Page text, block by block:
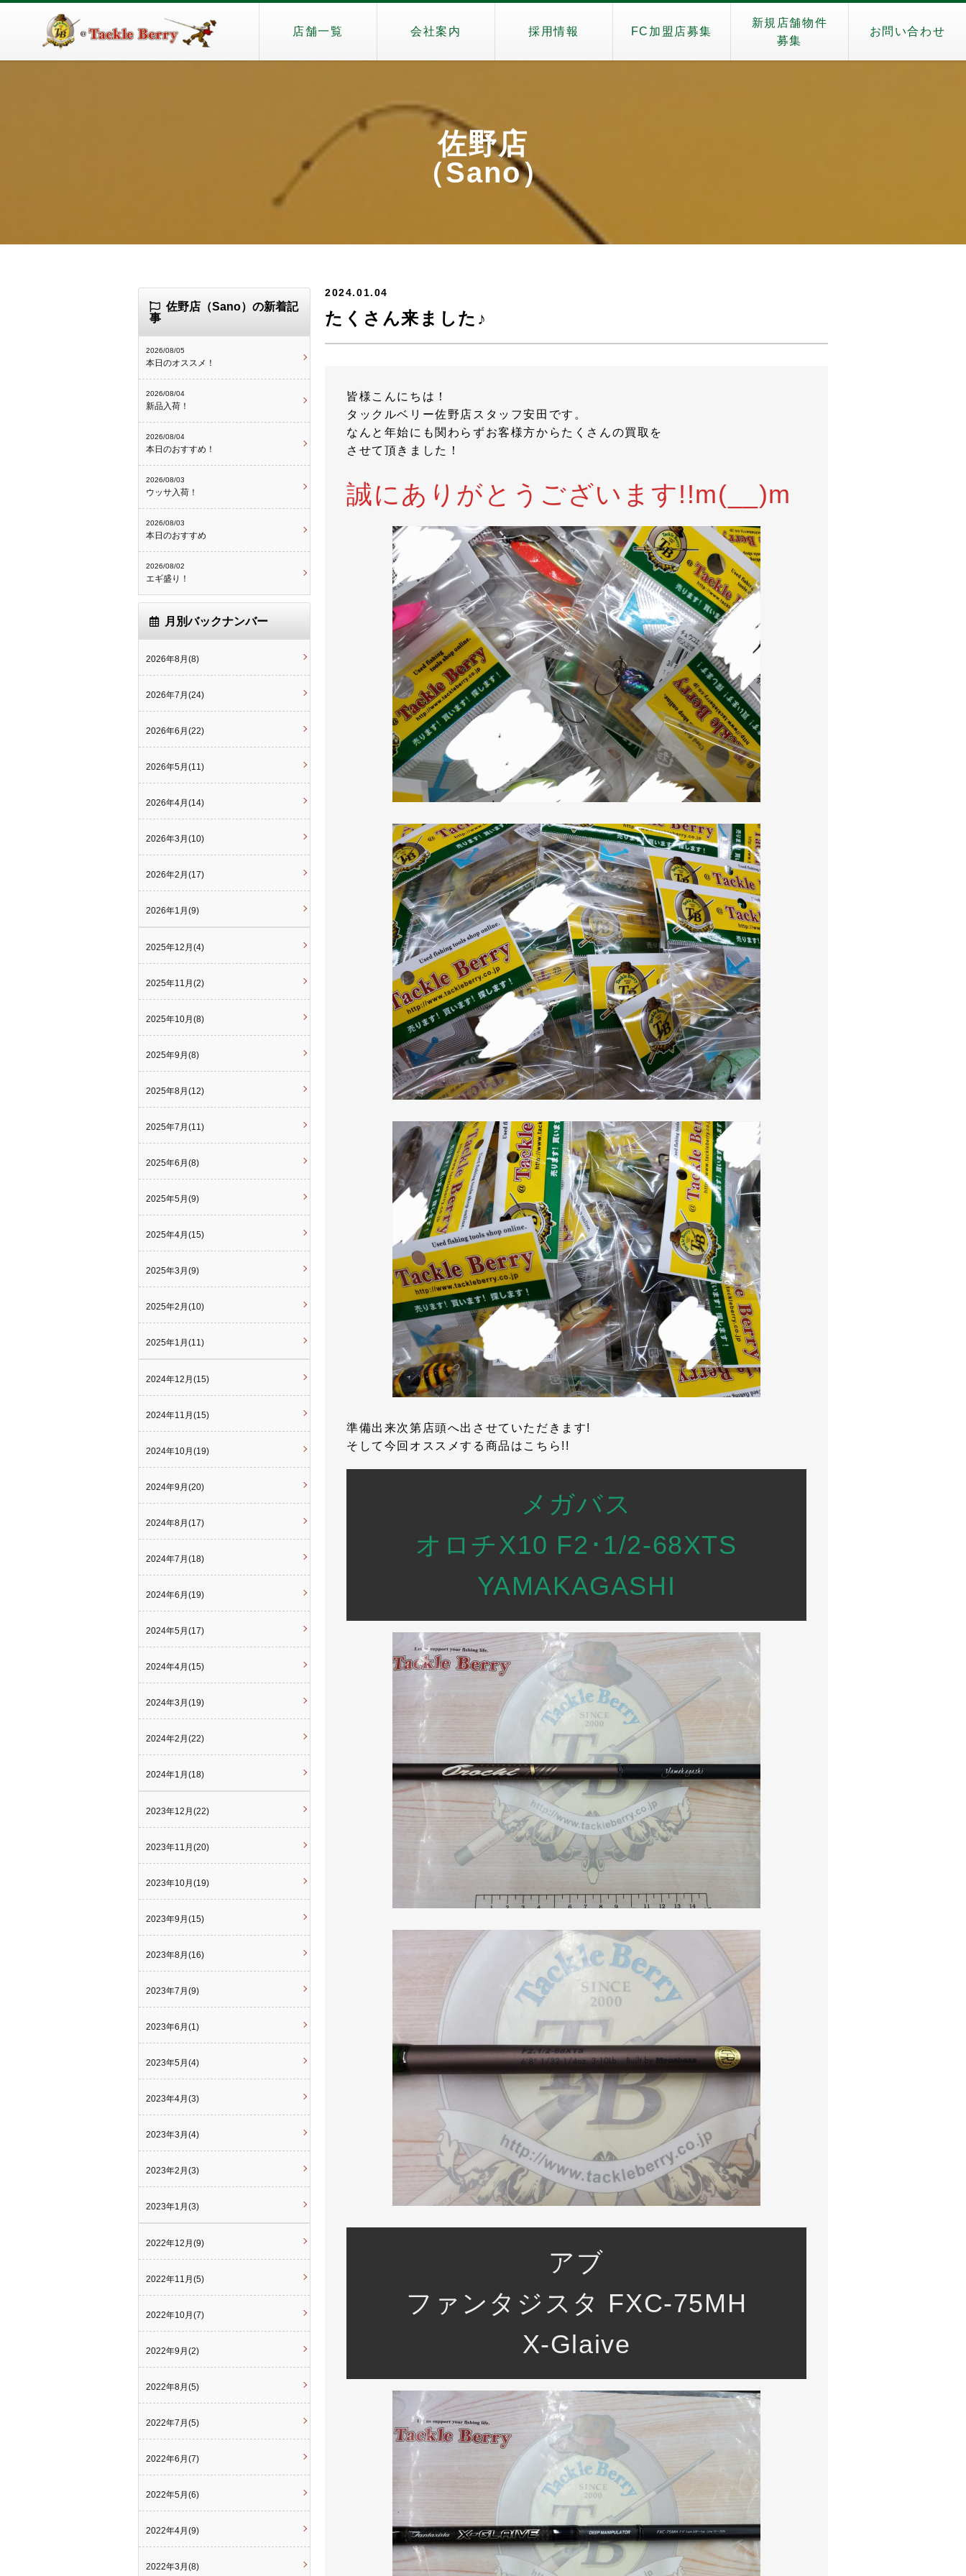
店舗一覧 会社案内 採用情報 FC加盟店募集
新規店舗物件
募集
お問い合わせ
佐野店
（Sano）
2024.01.04
たくさん来ました♪
皆様こんにちは！
タックルベリー佐野店スタッフ安田です。
なんと年始にも関わらずお客様方からたくさんの買取を
させて頂きました！
誠にありがとうございます!!m(__)m
準備出来次第店頭へ出させていただきます!
そして今回オススメする商品はこちら!!
メガバス
オロチX10 F2･1/2-68XTS
YAMAKAGASHI
アブ
ファンタジスタ FXC-75MH
X-Glaive
佐野店（Sano）の新着記
事
2026/08/05
本日のオススメ！
2026/08/04
新品入荷！
2026/08/04
本日のおすすめ！
2026/08/03
ウッサ入荷！
2026/08/03
本日のおすすめ
2026/08/02
エギ盛り！
月別バックナンバー
2026年8月(8)
2026年7月(24)
2026年6月(22)
2026年5月(11)
2026年4月(14)
2026年3月(10)
2026年2月(17)
2026年1月(9)
2025年12月(4)
2025年11月(2)
2025年10月(8)
2025年9月(8)
2025年8月(12)
2025年7月(11)
2025年6月(8)
2025年5月(9)
2025年4月(15)
2025年3月(9)
2025年2月(10)
2025年1月(11)
2024年12月(15)
2024年11月(15)
2024年10月(19)
2024年9月(20)
2024年8月(17)
2024年7月(18)
2024年6月(19)
2024年5月(17)
2024年4月(15)
2024年3月(19)
2024年2月(22)
2024年1月(18)
2023年12月(22)
2023年11月(20)
2023年10月(19)
2023年9月(15)
2023年8月(16)
2023年7月(9)
2023年6月(1)
2023年5月(4)
2023年4月(3)
2023年3月(4)
2023年2月(3)
2023年1月(3)
2022年12月(9)
2022年11月(5)
2022年10月(7)
2022年9月(2)
2022年8月(5)
2022年7月(5)
2022年6月(7)
2022年5月(6)
2022年4月(9)
2022年3月(8)